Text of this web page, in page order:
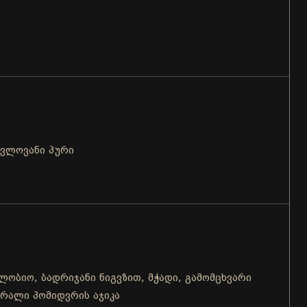
პური
ბადრიჯანი ნიგვზით, მჭადი, გამომცხვარი
პომიდვრის აჯიკა